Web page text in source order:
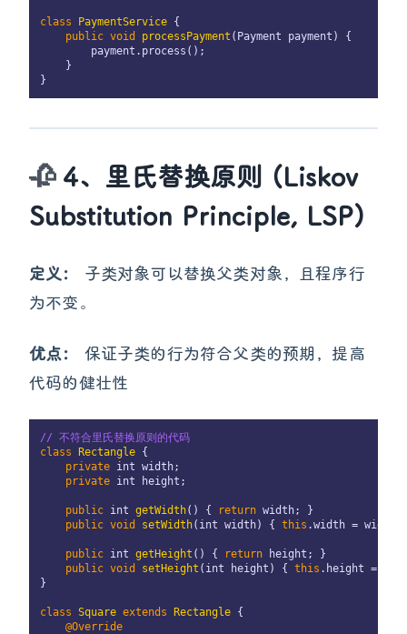
class PaymentService {
public void processPayment (Payment payment)
{
        payment.process();
    }
4、里氏替换原则 (Liskov
Substitution Principle, LSP)
定义：
子类对象可以替换父类对象，且程序行
为不变。
优点：
保证子类的行为符合父类的预期，提高
代码的健壮性
// 不符合里氏替换原则的代码
class
Rectangle {
private int width;
private int height;
public int getWidth() { return width; }
public void setWidth( int width) { this .width =
public int getHeight () { return height; }
public void setHeight ( int height) { this .height =
}
class Square extends Rectangle {
@Override